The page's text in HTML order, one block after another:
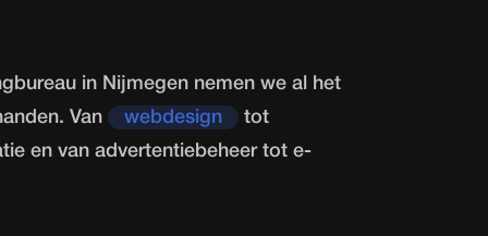
in Nijmegen nemen we al het
Van
webdesign
tot
en van advertentiebeheer tot e-